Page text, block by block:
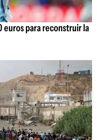
euros para reconstruir la